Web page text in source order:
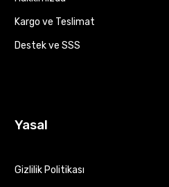
Kargo ve Teslimat
Destek ve SSS
Yasal
Gizlilik Politikası